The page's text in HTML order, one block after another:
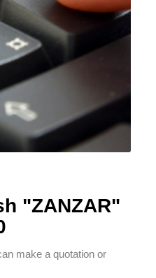
"ZANZAR"
make a quotation or